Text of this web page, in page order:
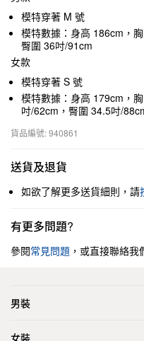
模特穿著 M 號
模特數據：身高 186cm，
臀圍 36吋/91cm
女款
模特穿著 S 號
模特數據：身高 179cm，
吋/62cm，臀圍 34.5吋/
貨品編號: 940861
送貨及退貨
如欲了解更多送貨細則，請
有更多問題?
參閱常見問題 ，或直接聯絡我
男裝
女裝